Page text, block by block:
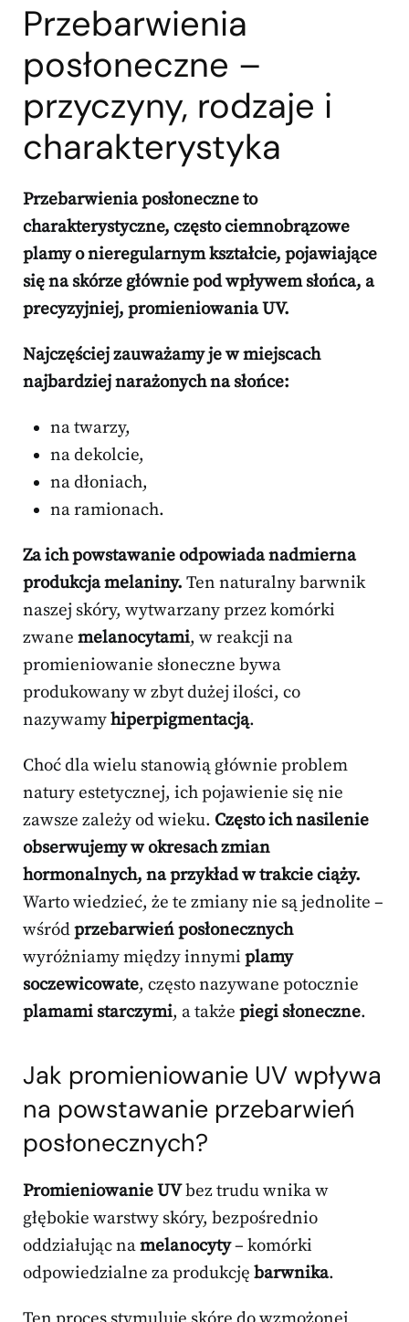
Przebarwienia
posłoneczne –
przyczyny, rodzaje i
charakterystyka
Przebarwienia posłoneczne to
charakterystyczne, często ciemnobrązowe
plamy o nieregularnym kształcie, pojawiające
się na skórze głównie pod wpływem słońca, a
precyzyjniej, promieniowania UV.
Najczęściej zauważamy je w miejscach
najbardziej narażonych na słońce:
na twarzy,
na dekolcie,
na dłoniach,
na ramionach.
Za ich powstawanie odpowiada nadmierna
produkcja melaniny. Ten naturalny barwnik
naszej skóry, wytwarzany przez komórki
zwane melanocytami, w reakcji na
promieniowanie słoneczne bywa
produkowany w zbyt dużej ilości, co
nazywamyhiperpigmentacją.
Choć dla wielu stanowią głównie problem
natury estetycznej, ich pojawienie się nie
zawsze zależy od wieku. Często ich nasilenie
obserwujemy w okresach zmian
hormonalnych, na przykład w trakcie ciąży.
Warto wiedzieć, że te zmiany nie są jednolite –
wśródprzebarwień posłonecznych
wyróżniamy między innymi plamy
soczewicowate, często nazywane potocznie
plamami starczymi, a także piegi słoneczne.
Jak promieniowanie UV wpływa
na powstawanie przebarwień
posłonecznych?
Promieniowanie UVbez trudu wnika w
głębokie warstwy skóry, bezpośrednio
oddziałując namelanocyty– komórki
odpowiedzialne za produkcję barwnika.